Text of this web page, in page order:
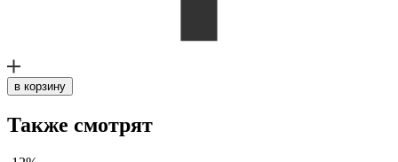
в корзину
Также смотрят